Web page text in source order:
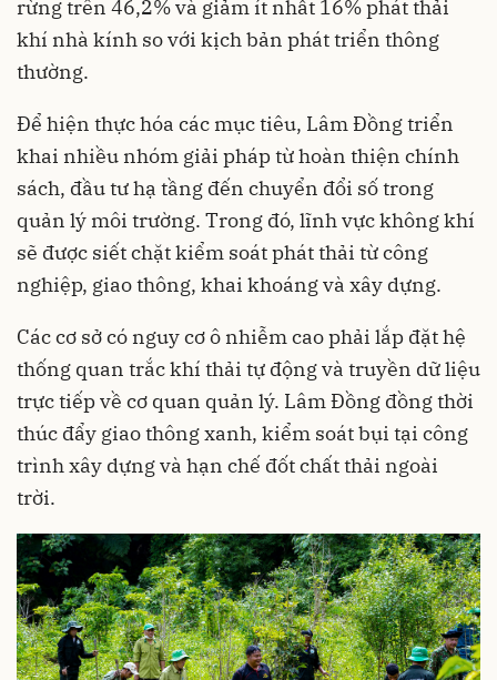
rừng trên 46,2% và giảm ít nhất 16% phát thải
khí nhà kính so với kịch bản phát triển thông
thường.
Để hiện thực hóa các mục tiêu, Lâm Đồng triển
khai nhiều nhóm giải pháp từ hoàn thiện chính
sách, đầu tư hạ tầng đến chuyển đổi số trong
quản lý môi trường. Trong đó, lĩnh vực không khí
sẽ được siết chặt kiểm soát phát thải từ công
nghiệp, giao thông, khai khoáng và xây dựng.
Các cơ sở có nguy cơ ô nhiễm cao phải lắp đặt hệ
thống quan trắc khí thải tự động và truyền dữ liệu
trực tiếp về cơ quan quản lý. Lâm Đồng đồng thời
thúc đẩy giao thông xanh, kiểm soát bụi tại công
trình xây dựng và hạn chế đốt chất thải ngoài
trời.